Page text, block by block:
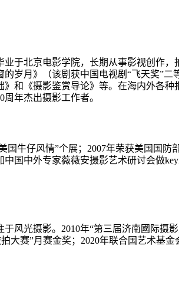
业于北京电影学院，长期从事影视创作，
岁月》（该剧获中国电视剧“飞天奖”二
和《摄影鉴赏导论》等。在海内外各种
周年杰出摄影工作者。
国牛仔风情”个展； 2007年荣获美国国防
国中外专家薇薇安摄影艺术研讨会做
风光摄影。 2010年“第三届济南國际摄
大赛”月赛金奖； 2020年联合国艺术基金